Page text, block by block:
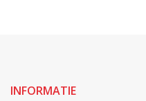
INFORMATIE